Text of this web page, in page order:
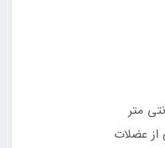
عضلات